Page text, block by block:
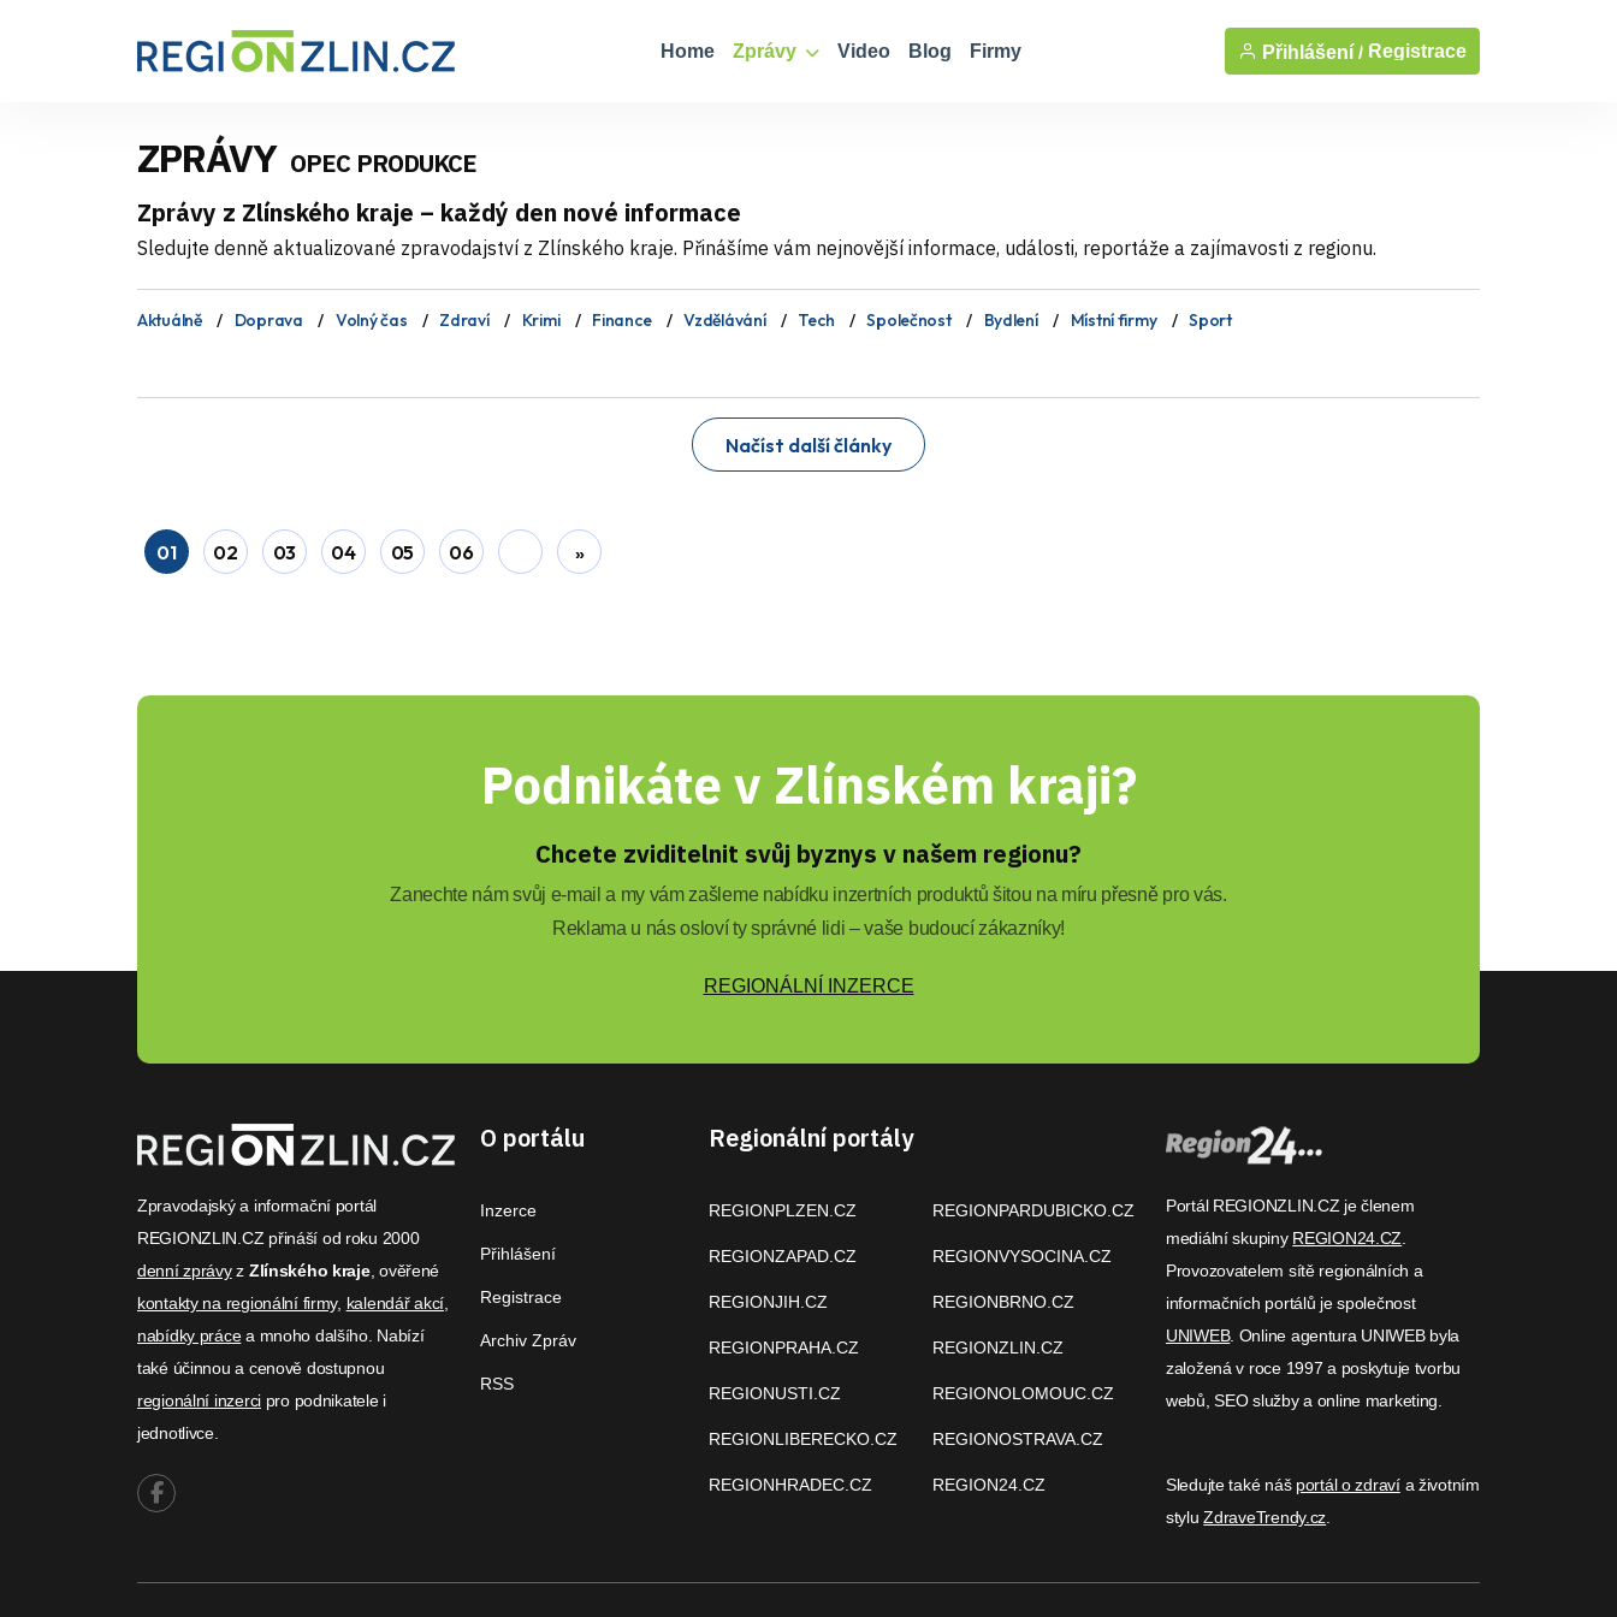
Home Zprávy Video Blog Firmy Přihlášení / Registrace
ZPRÁVY OPEC PRODUKCE
Zprávy z Zlínského kraje – každý den nové informace
Sledujte denně aktualizované zpravodajství z Zlínského kraje. Přinášíme vám nejnovější informace, události, reportáže a zajímavosti z regionu.
Aktuálně Doprava Volný čas Zdraví Krimi Finance Vzdělávání Tech Společnost Bydlení Místní firmy Sport
Načíst další články
01 02 03 04 05 06 »
Podnikáte v Zlínském kraji?
Chcete zviditelnit svůj byznys v našem regionu?
Zanechte nám svůj e-mail a my vám zašleme nabídku inzertních produktů šitou na míru přesně pro vás.
Reklama u nás osloví ty správné lidi – vaše budoucí zákazníky!
REGIONÁLNÍ INZERCE
Zpravodajský a informační portál
REGIONZLIN.CZ přináší od roku 2000
denní zprávyz Zlínského kraje, ověřené
kontakty na regionální firmy, kalendář akcí
nabídky prácea mnoho dalšího. Nabízí
také účinnou a cenově dostupnou
regionální inzercipro podnikatele i
jednotlivce.
O portálu
Inzerce
Přihlášení
Registrace
Archiv Zpráv
RSS
Regionální portály
REGIONPLZEN.CZ
REGIONZAPAD.CZ
REGIONJIH.CZ
REGIONPRAHA.CZ
REGIONUSTI.CZ
REGIONLIBERECKO.CZ
REGIONHRADEC.CZ
REGIONPARDUBICKO.CZ
REGIONVYSOCINA.CZ
REGIONBRNO.CZ
REGIONZLIN.CZ
REGIONOLOMOUC.CZ
REGIONOSTRAVA.CZ
REGION24.CZ
Portál REGIONZLIN.CZ je členem
mediální skupiny REGION24.CZ
Provozovatelem sítě regionálních a
informačních portálů je společnost
UNIWEB. Online agentura UNIWEB byla
založená v roce 1997 a poskytuje tvorbu
webů, SEO služby a online marketing.
Sledujte také náš portál o zdravía životním
styluZdraveTrendy.cz